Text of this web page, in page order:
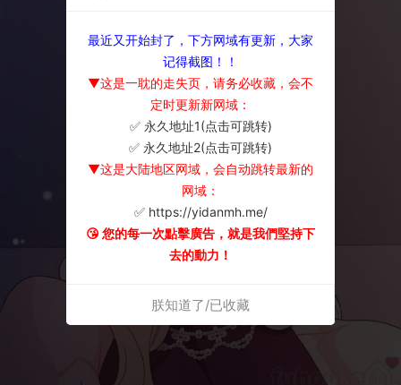
最近又开始封了，下方网域有更新，大家
记得截图！！
▼这是一耽的走失页，请务必收藏，会不
定时更新新网域：
✅ 永久地址1(点击可跳转)
✅ 永久地址2(点击可跳转)
▼这是大陆地区网域，会自动跳转最新的
网域：
✅ https://yidanmh.me/
😘 您的每一次點擊廣告，就是我們堅持下
去的動力！
朕知道了/已收藏